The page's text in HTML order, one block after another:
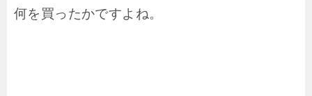
何を買ったかですよね。